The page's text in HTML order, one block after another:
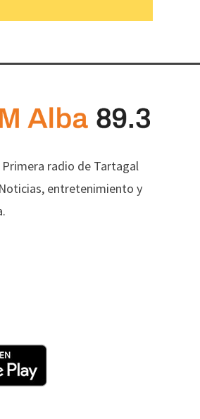
Primera radio de Tartagal
entretenimiento y